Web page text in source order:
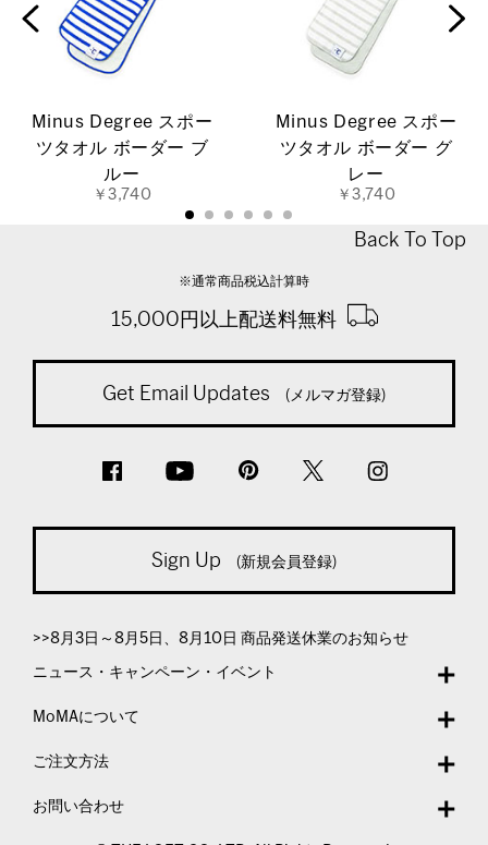
Minus Degree スポー
ツタオル ボーダー ブ
ルー
￥3,740
Minus Degree スポー
ツタオル ボーダー グ
レー
￥3,740
Back To Top
※通常商品税込計算時
15,000円以上配送料無料
Get Email Updates (メルマガ登録)
Sign Up (新規会員登録)
>>8月3日～8月5日、8月10日 商品発送休業のお知らせ
ニュース・キャンペーン・イベント
MoMAについて
ご注文方法
お問い合わせ